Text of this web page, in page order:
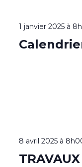
1 janvier 2025 à
8 avril 2025 à